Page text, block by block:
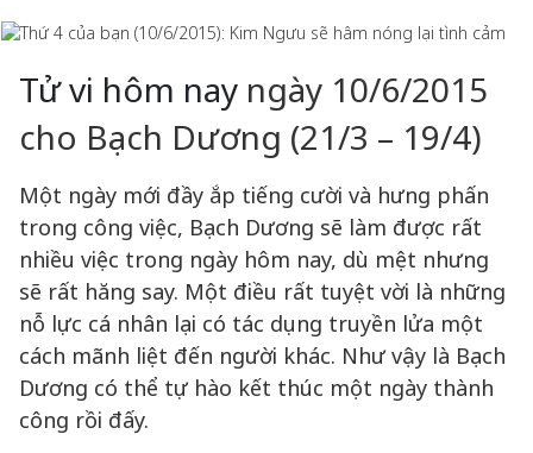
Tử vi hôm nay ngày 10/6/2015
cho Bạch Dương (21/3 – 19/4)
Một ngày mới đầy ắp tiếng cười và hưng phấn
trong công việc, Bạch Dương sẽ làm được rất
nhiều việc trong ngày hôm nay, dù mệt nhưng
sẽ rất hăng say. Một điều rất tuyệt vời là những
nỗ lực cá nhân lại có tác dụng truyền lửa một
cách mãnh liệt đến người khác. Như vậy là Bạch
Dương có thể tự hào kết thúc một ngày thành
công rồi đấy.